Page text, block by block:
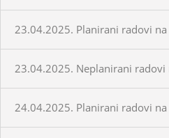
23.04.2025. Planirani radovi
23.04.2025. Neplanirani radovi
24.04.2025. Planirani radovi